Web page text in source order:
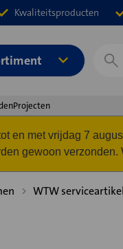
Kwaliteitsproducten
Zoeken
Projecten
en met vrijdag 7
gewoon
WTW